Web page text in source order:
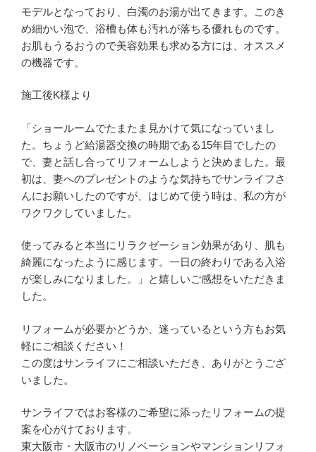
モデルとなっており、白濁のお湯が出てきます。このき
め細かい泡で、浴槽も体も汚れが落ちる優れものです。
お肌もうるおうので美容効果も求める方には、オススメ
の機器です。
施工後K様より
「ショールームでたまたま見かけて気になっていまし
た。ちょうど給湯器交換の時期である15年目でしたの
で、妻と話し合ってリフォームしようと決めました。最
初は、妻へのプレゼントのような気持ちでサンライフさ
んにお願いしたのですが、はじめて使う時は、私の方が
ワクワクしていました。
使ってみると本当にリラクゼーション効果があり、肌も
綺麗になったように感じます。一日の終わりである入浴
が楽しみになりました。」と嬉しいご感想をいただきま
した。
リフォームが必要かどうか、迷っているという方もお気
軽にご相談ください！
この度はサンライフにご相談いただき、ありがとうござ
いました。
サンライフではお客様のご希望に添ったリフォームの提
案を心がけております。
東大阪市・大阪市のリノベーションやマンションリフォ